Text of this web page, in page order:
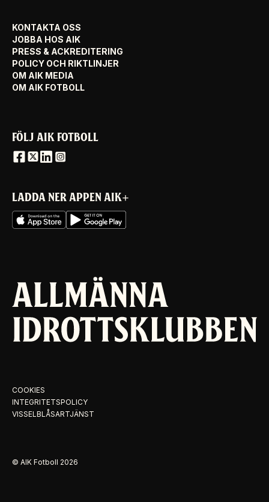
KONTAKTA OSS
JOBBA HOS AIK
PRESS & ACKREDITERING
POLICY OCH RIKTLINJER
OM AIK MEDIA
OM AIK FOTBOLL
FÖLJ AIK FOTBOLL
LADDA NER APPEN AIK+
COOKIES
INTEGRITETSPOLICY
VISSELBLÅSARTJÄNST
© AIK Fotboll 2026